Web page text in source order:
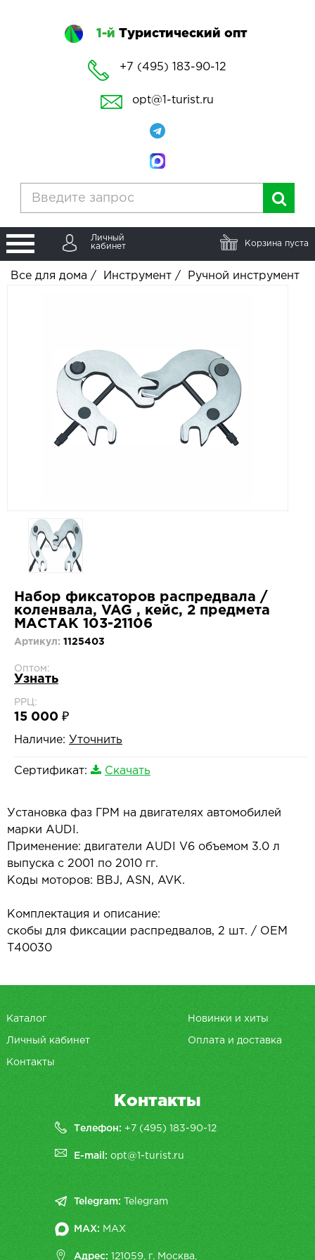
1-й Туристический опт
+7 (495) 183-90-12
opt@1-turist.ru
Личный
кабинет
Корзина пуста
Все для дома / Инструмент / Ручной инструмент
Набор фиксаторов распредвала /
коленвала, VAG , кейс, 2 предмета
МАСТАК 103-21106
Артикул: 1125403
Оптом:
Узнать
РРЦ:
15 000 ₽
Наличие: Уточнить
Сертификат: Скачать
Установка фаз ГРМ на двигателях автомобилей
марки AUDI.
Применение: двигатели AUDI V6 объемом 3.0 л
выпуска с 2001 по 2010 гг.
Коды моторов: BBJ, ASN, AVK.
Комплектация и описание:
скобы для фиксации распредвалов, 2 шт. / OEM
T40030
Каталог Новинки и хиты
Личный кабинет Оплата и доставка
Контакты
Контакты
Телефон: +7 (495) 183-90-12
E-mail:opt@1-turist.ru
Telegram: Telegram
MAX: MAX
Адрес: 121059, г. Москва,